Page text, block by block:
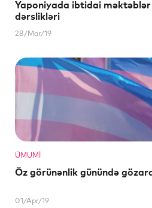
Yaponiyada ibtidai məktəblər
dərslikləri
28/Mar/19
ÜMUMI
Öz görünənlik günündə
01/Apr/19